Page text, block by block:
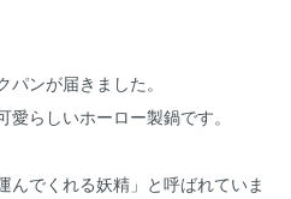
パンが届きました。
らしいホーロー製鍋です。
んでくれる妖精」と呼ばれていま